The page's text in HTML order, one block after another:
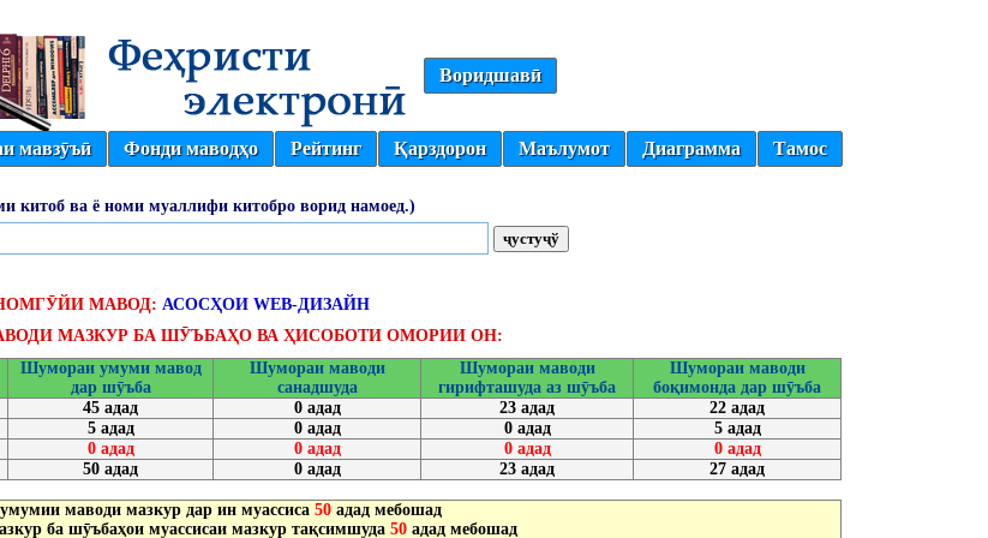
Воридшавӣ
мавзӯъӣ Фонди маводҳо Рейтинг Қарздорон Маълумот Диаграмма Тамос
китоб ва ё номи муаллифи китобро ворид намоед.)
МАВОД: АСОСҲОИ WEB-ДИЗАЙН
МАЗКУР БА ШӮЪБАҲО ВА ҲИСОБОТИ ОМОРИИ ОН:
Шумораи умуми мавод
дар шӯъба
Шумораи маводи
санадшуда
Шумораи маводи
гирифташуда аз шӯъба
Шумораи маводи
боқимонда дар шӯъба
45 адад 0 адад 23 адад
22 адад
5 адад 0 адад 0 адад
5 адад
0 адад 0 адад 0 адад
0 адад
50 адад 0 адад 23 адад 27 адад
маводи мазкур дар ин муассиса 50 адад мебошад
ба шӯъбаҳои муассисаи мазкур тақсимшуда 50адад мебошад